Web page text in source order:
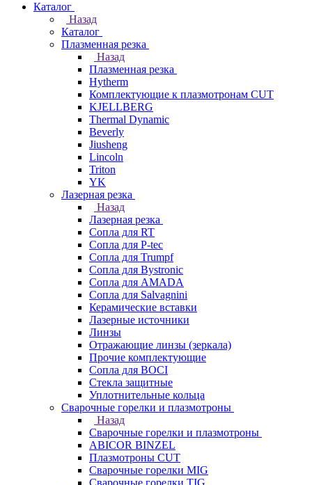
Каталог
Назад
Каталог
Плазменная резка
Назад
Плазменная резка
Hytherm
Комплектующие к плазмотронам CUT
KJELLBERG
Thermal Dynamic
Beverly
Jiusheng
Lincoln
Triton
YK
Лазерная резка
Назад
Лазерная резка
Сопла для RT
Сопла для P-tec
Сопла для Trumpf
Сопла для Bystronic
Сопла для AMADA
Сопла для Salvagnini
Керамические вставки
Лазерные источники
Линзы
Отражающие линзы (зеркала)
Прочие комплектующие
Сопла для BOCI
Стекла защитные
Уплотнительные кольца
Сварочные горелки и плазмотроны
Назад
Сварочные горелки и плазмотроны
ABICOR BINZEL
Плазмотроны CUT
Сварочные горелки MIG
Сварочные горелки TIG